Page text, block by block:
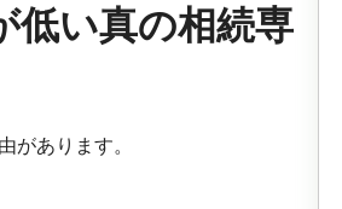
低い真の相続専
があります。